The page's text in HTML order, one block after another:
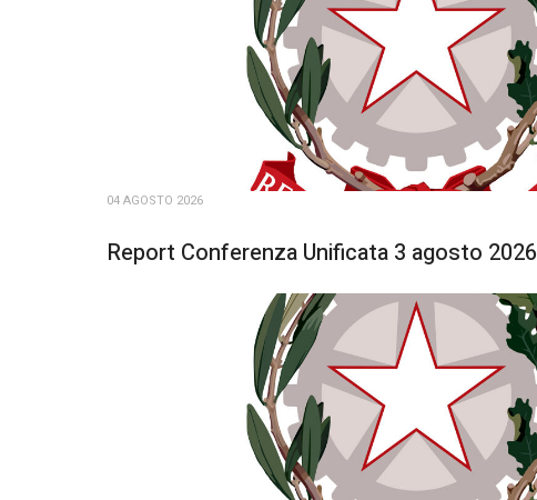
04 AGOSTO 2026
Report Conferenza Unificata 3 agosto 2026